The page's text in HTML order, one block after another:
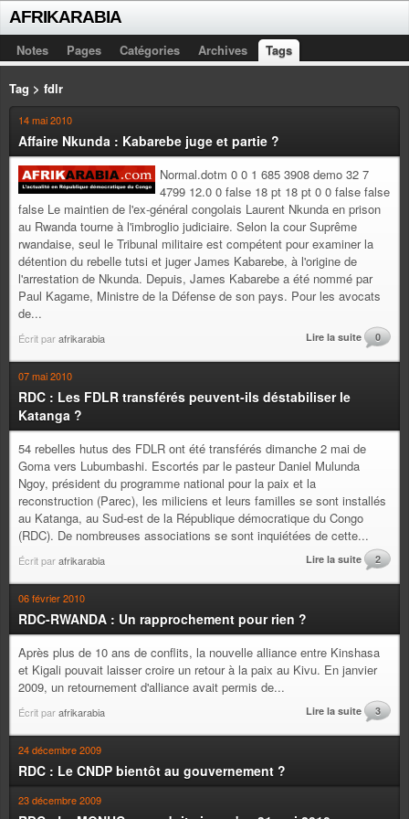
AFRIKARABIA
Notes Pages Catégories Archives Tags
Tag > fdlr
14 mai 2010
Affaire Nkunda : Kabarebe juge et partie ?
Normal.dotm 0 0 1 685 3908 demo 32 7
4799 12.0 0 false 18 pt 18 pt 0 0 false false
false Le maintien de l'ex-général congolais Laurent Nkunda en prison
au Rwanda tourne à l'imbroglio judiciaire. Selon la cour Suprême
rwandaise, seul le Tribunal militaire est compétent pour examiner la
détention du rebelle tutsi et juger James Kabarebe, à l'origine de
l'arrestation de Nkunda. Depuis, James Kabarebe a été nommé par
Paul Kagame, Ministre de la Défense de son pays. Pour les avocats
de...
Écrit parafrikarabia Lire la suite 0
07 mai 2010
RDC : Les FDLR transférés peuvent-ils déstabiliser le
Katanga ?
54 rebelles hutus des FDLR ont été transférés dimanche 2 mai de
Goma vers Lubumbashi. Escortés par le pasteur Daniel Mulunda
Ngoy, président du programme national pour la paix et la
reconstruction (Parec), les miliciens et leurs familles se sont installés
au Katanga, au Sud-est de la République démocratique du Congo
(RDC). De nombreuses associations se sont inquiétées de cette...
Écrit parafrikarabia Lire la suite 2
06 février 2010
RDC-RWANDA : Un rapprochement pour rien ?
Après plus de 10 ans de conflits, la nouvelle alliance entre Kinshasa
et Kigali pouvait laisser croire un retour à la paix au Kivu. En janvier
2009, un retournement d'alliance avait permis de...
Écrit parafrikarabia Lire la suite 3
24 décembre 2009
RDC : Le CNDP bientôt au gouvernement ?
23 décembre 2009